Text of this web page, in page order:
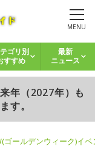
MENU
ゴリ別
すすめ
最新
ニュース
年（2027年）も
す。
ゴールデンウィーク)イ